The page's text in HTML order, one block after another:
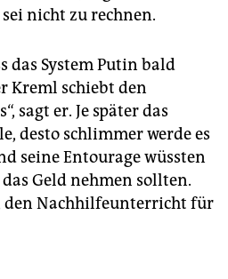
nicht zu rechnen.
das System Putin bald
Kreml schiebt den
sagt er. Je später das
desto schlimmer werde es
seine Entourage wüssten
Geld nehmen sollten.
den Nachhilfeunterricht für